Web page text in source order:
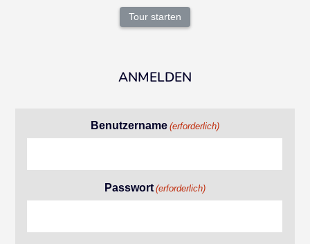
Tour starten
ANMELDEN
Benutzername (erforderlich)
Passwort (erforderlich)